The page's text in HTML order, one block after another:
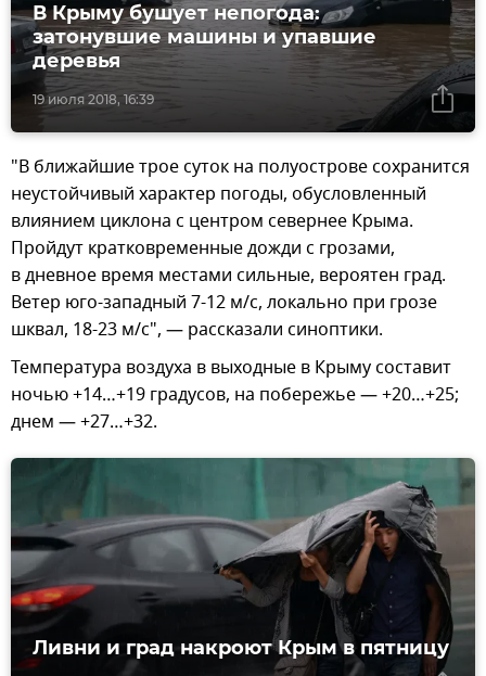
19 июля 2018, 16:39
В Крыму бушует непогода:
затонувшие машины и упавшие
деревья
"В ближайшие трое суток на полуострове сохранится
неустойчивый характер погоды, обусловленный
влиянием циклона с центром севернее Крыма.
Пройдут кратковременные дожди с грозами,
в дневное время местами сильные, вероятен град.
Ветер юго-западный 7-12 м/с, локально при грозе
шквал, 18-23 м/с", — рассказали синоптики.
Температура воздуха в выходные в Крыму составит
ночью +14…+19 градусов, на побережье — +20…+25;
днем — +27…+32.
Ливни и град накроют Крым в пятницу